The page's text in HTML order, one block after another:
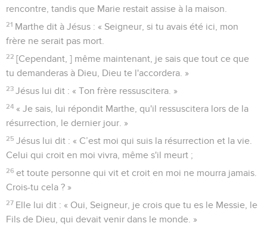
rencontre, tandis que Marie restait assise à la maison.
21 Marthe dit à Jésus : « Seigneur, si tu avais été ici, mon
frère ne serait pas mort.
22 [Cependant, ] même maintenant, je sais que tout ce que
tu demanderas à Dieu, Dieu te l'accordera. »
23 Jésus lui dit : « Ton frère ressuscitera. »
24 « Je sais, lui répondit Marthe, qu'il ressuscitera lors de la
résurrection, le dernier jour. »
25 Jésus lui dit : « C’est moi qui suis la résurrection et la vie.
Celui qui croit en moi vivra, même s'il meurt ;
26 et toute personne qui vit et croit en moi ne mourra jamais.
Crois-tu cela ? »
27 Elle lui dit : « Oui, Seigneur, je crois que tu es le Messie, le
Fils de Dieu, qui devait venir dans le monde. »